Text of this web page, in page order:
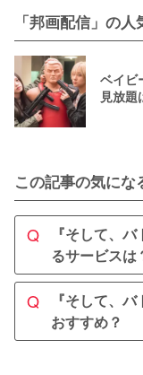
「邦画配信」の
ベイビ
見放
この記事の気にな
Q
『そして、
るサービスは
A
『そして、バトン
す。550ポイント
らえる600ポイン
Q
『そして、
おすすめ？